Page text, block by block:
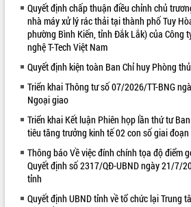
Khám bệnh, cấp phát thuốc miễn phí
và tặng quà người dân xã Cư Pui
Hội nghị UBND tỉnh Đắk Lắk thường kỳ
tháng 7/2026
Lễ truy tặng danh hiệu “Bà Mẹ Việt
Nam Anh hùng” và trao Huân chương
UBND tỉnh Đắk Lắk triển khai nhiệm
vụ 6 tháng cuối năm 2026
Kỳ họp thứ Hai, Hội đồng nhân dân
ALBUM ẢNH
Quyết định chấp thuận điều chỉnh chủ
nhà máy xử lý rác thải tại thành phố Tuy
phường Bình Kiến, tỉnh Đắk Lắk) của Công
nghệ T-Tech Việt Nam
Quyết định kiện toàn Ban Chỉ huy Phòng
Triển khai Thông tư số 07/2026/TT-BNG
Ngoại giao
Triển khai Kết luận Phiên họp lần thứ tư
tiêu tăng trưởng kinh tế 02 con số giai
Thông báo Về việc đính chính tọa độ điểm
Quyết định số 2317/QĐ-UBND ngày 21/7/
tỉnh
Quyết định UBND tỉnh về tổ chức lại Trung